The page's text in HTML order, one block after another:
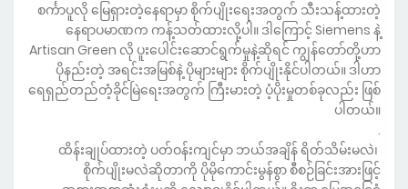
စင်္ကာပူလို မြေရှားတဲ့နေရာမှာ စိုက်ပျိုးရေးအတွက် သီးသန့်ထားတဲ့
နေရာပမာဏက ကန့်သတ်ထားလို့ပါ။ ဒါကြောင့် Siemens နဲ့
Artisan Green လို ပူးပေါင်းဆောင်ရွက်မှုနဲ့ဆိုရင် ကျွန်တော်တို့ဟာ
ပိုနည်းတဲ့ အရင်းအမြစ်နဲ့ ပိုများများ စိုက်ပျိုးနိုင်ပါတယ်။ ဒါဟာ
ရေရှည်တည်တံ့ခိုင်မြဲရေးအတွက် ကြီးမားတဲ့ ပံ့ပိုးမှုတစ်ခုလည်း ဖြစ်
ပါတယ်။
.
ထိန်းချုပ်ထားတဲ့ ပတ်ဝန်းကျင်မှာ ဘယ်အချိန် ရိတ်သိမ်းမလဲ၊
စိုက်ပျိုးမလဲဆိုတာကို ပိုမိုကောင်းမွန်စွာ စီစဉ်ခြင်းအားဖြင့်